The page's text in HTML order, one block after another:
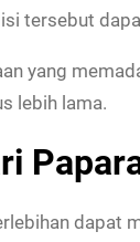
tersebut
yang
lebih lama.
dapat